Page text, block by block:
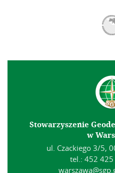
Stowarzyszenie
w
ul. Czackiego 3/5,
tel.: 452